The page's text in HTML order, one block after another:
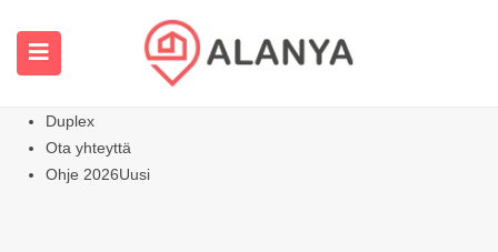
Kaikki ominaisuudet
Kuuma
Duplex
Ota yhteyttä
Ohje 2026Uusi